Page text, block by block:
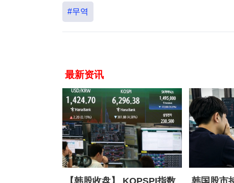
#무역
最新资讯
【韩股收盘】 KOPSPI指数 韩国股市